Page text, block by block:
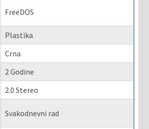
FreeDOS
Plastika
Crna
2 Godine
2.0 Stereo
Svakodnevni rad